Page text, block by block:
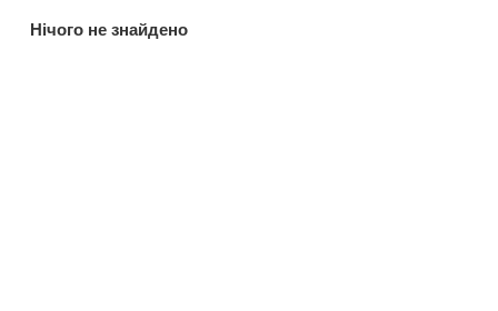
Нiчого не знайдено